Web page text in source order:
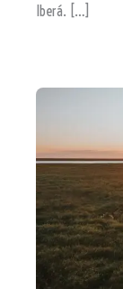
Iberá. […]